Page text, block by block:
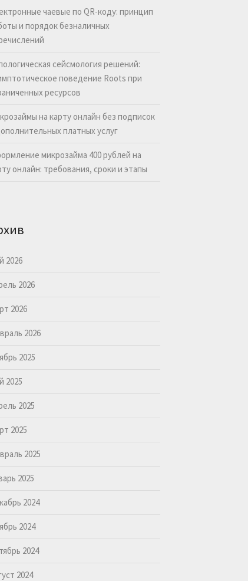
чаевые по QR-коду: принцип
и порядок безналичных
сейсмология решений:
поведение Roots при
ресурсов
на карту онлайн без подписок
платных услуг
микрозайма 400 рублей на
онлайн: требования, сроки и этапы
2026
2026
2026
2026
2025
2025
2025
2025
2025
2025
2024
2024
2024
2024